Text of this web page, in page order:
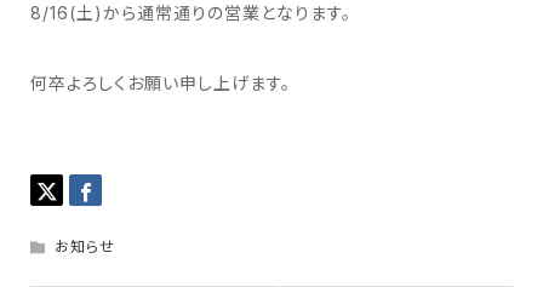
8/16(土)から通常通りの営業となります。
何卒よろしくお願い申し上げます。
お知らせ